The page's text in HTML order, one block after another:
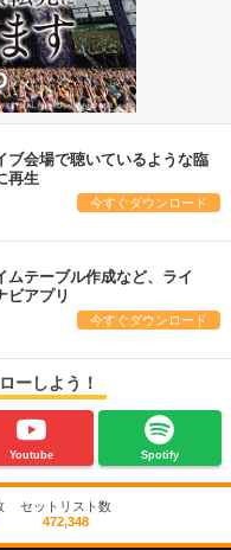
ブ会場で聴いているような臨
再生
今すぐダウンロード
ムテーブル作成など、ライ
ビアプリ
今すぐダウンロード
ーしよう！
Youtube Spotify
セットリスト数
472,348